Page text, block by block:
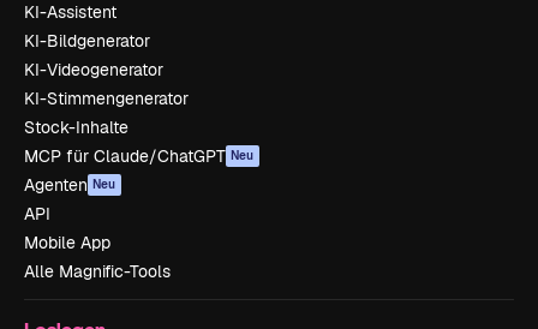
KI-Assistent
KI-Bildgenerator
KI-Videogenerator
KI-Stimmengenerator
Stock-Inhalte
MCP für Claude/ChatGPT Neu
Agenten Neu
API
Mobile App
Alle Magnific-Tools